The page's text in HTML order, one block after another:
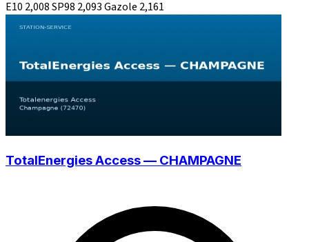
E10 2,008SP98 2,093Gazole 2,161
TotalEnergies Access — CHAMPAGNE